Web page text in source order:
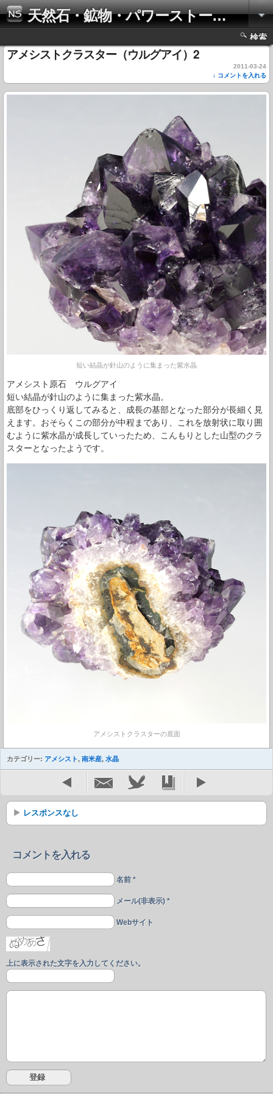
天然石・鉱物・パワーストーンの写真集
検索
アメシストクラスター（ウルグアイ）2
2011-03-24
↓ コメントを入れる
短い結晶が針山のように集まった紫水晶
アメシスト原石 ウルグアイ
短い結晶が針山のように集まった紫水晶。
底部をひっくり返してみると、成長の基部となった部分が長細く見
えます。おそらくこの部分が中程まであり、これを放射状に取り囲
むように紫水晶が成長していったため、こんもりとした山型のクラ
スターとなったようです。
アメシストクラスターの底面
カテゴリー: アメシスト, 南米産, 水晶
レスポンスなし
コメントを入れる
名前 *
メール(非表示) *
Webサイト
上に表示された文字を入力してください。